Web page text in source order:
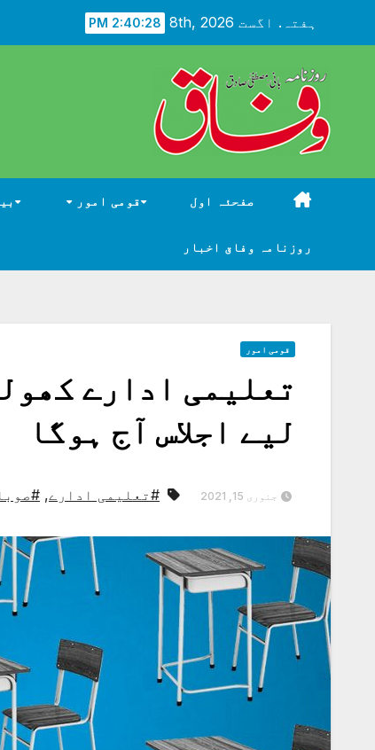
ہفتہ. اگست 8th, 2026 2:40:29 PM
صفحئہ اول قومی امور
روزنامہ وفاق اخبار
قومی امور
تعلیمی ادارے
لیے اجلاس آج ہوگا
جنوری 15, 2021 #تعلیمی ادارے,